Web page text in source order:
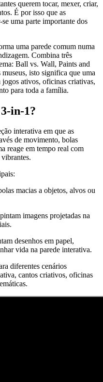
querem tocar, mexer, criar,
É por isso que as
uma parte importante dos
uma parede comum numa
Combina três
Ball vs. Wall, Paints and
isto significa que uma
jogos ativos, oficinas criativas,
para toda a família.
in-1?
interativa em que as
de movimento, bolas
reage em tempo real com
macias a objetos, alvos ou
imagens projetadas na
desenhos em papel,
vida na parede interativa.
diferentes cenários
cantos criativos, oficinas